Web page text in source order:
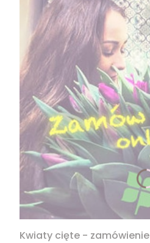
Kwiaty cięte - zamówienie